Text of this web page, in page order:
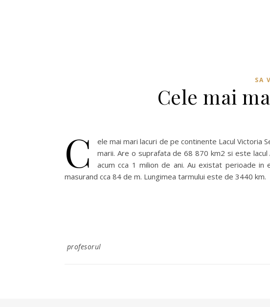
SA
Cele mai
C
ele mai mari lacuri de pe continente Lacul Victoria
marii. Are o suprafata de 68 870 km2 si este
acum cca 1 milion de ani. Au existat perioade
masurand cca 84 de m. Lungimea tarmului este de 3440 km.
profesorul